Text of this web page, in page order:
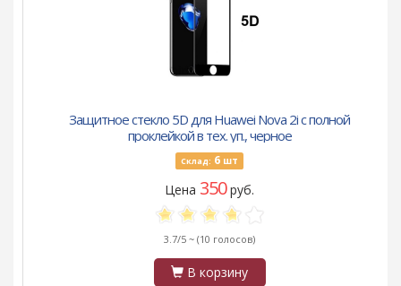
Защитное стекло 5D для Huawei Nova 2i с полной
проклейкой в тех. уп., черное
Склад: 6 шт
Цена 350руб.
3.7/5 ~ (10 голосов)
В корзину